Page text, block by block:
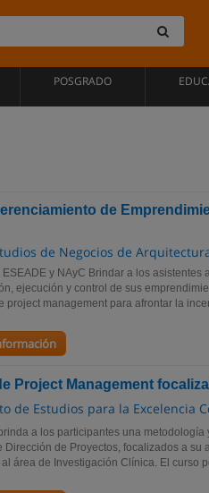
POSGRADO
de
de Negocios de
ESEADE y NAyC Brindar a los
ejecución y control de sus
project management para afrontar la
Project Management
de Estudios para la Excelencia
a los participantes una
Dirección de Proyectos, focalizados a su
área de Investigación Clínica. El curso